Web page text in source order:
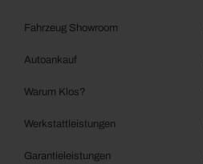
Fahrzeug Showroom
Autoankauf
Warum Klos?
Werkstattleistungen
Garantieleistungen